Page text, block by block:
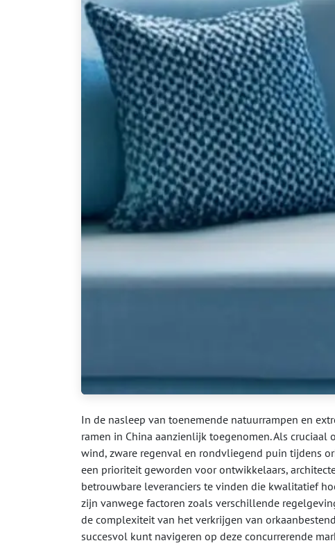
In de nasleep van toenemende natuurrampen en
ramen in China aanzienlijk toegenomen. Als
wind, zware regenval en rondvliegend puin tijdens
een prioriteit geworden voor ontwikkelaars,
betrouwbare leveranciers te vinden die kwalitatief
zijn vanwege factoren zoals verschillende
de complexiteit van het verkrijgen van
succesvol kunt navigeren op deze concurrerende